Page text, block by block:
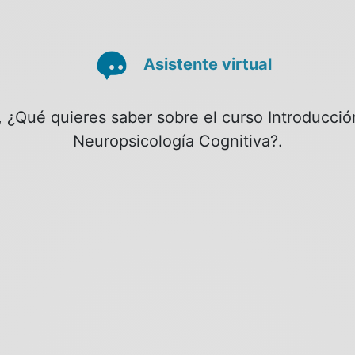
Asistente virtual
¿Qué quieres saber sobre el curso
Neuropsicología Cognitiva?.